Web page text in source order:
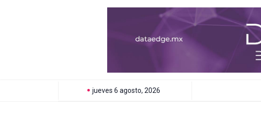
jueves 6 agosto, 2026